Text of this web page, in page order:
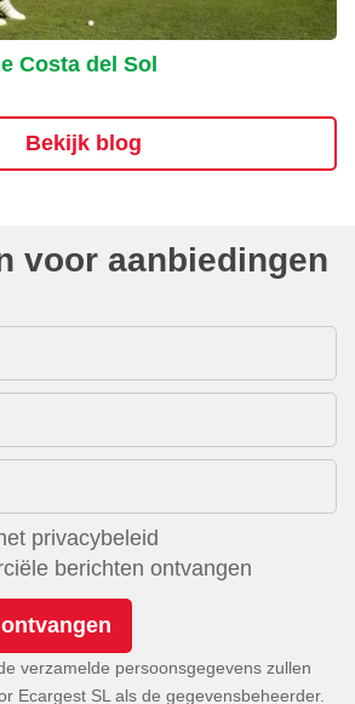
Costa del Sol
Bekijk blog
voor aanbiedingen
privacybeleid
berichten ontvangen
verzamelde persoonsgegevens zullen
Ecargest SL als de gegevensbeheerder.